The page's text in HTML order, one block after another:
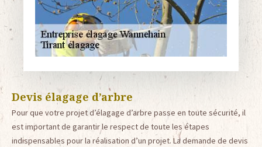
Devis élagage d’arbre
Pour que votre projet d’élagage d’arbre passe en toute sécurité, il
est important de garantir le respect de toute les étapes
indispensables pour la réalisation d’un projet. La demande de devis